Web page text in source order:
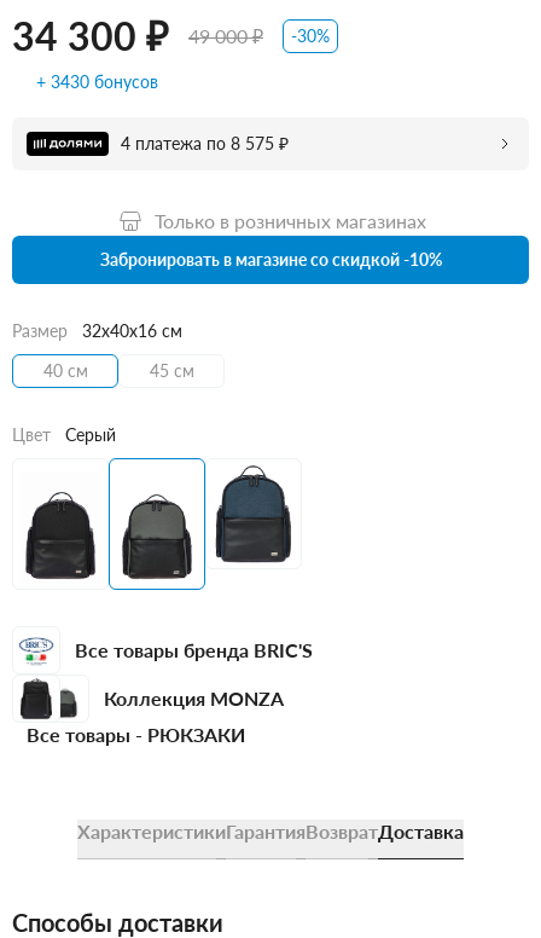
34 300 ₽ 49 000 ₽ -30%
+ 3430 бонусов
4 платежа по 8 575 ₽
Только в розничных магазинах
Забронировать в магазине со скидкой -10%
Размер
32x40x16 см
40 см
45 см
Цвет Серый
Все товары бренда BRIC'S
Коллекция MONZA
Все товары - РЮКЗАКИ
ХарактеристикиГарантияВозвратДоставка
Способы доставки